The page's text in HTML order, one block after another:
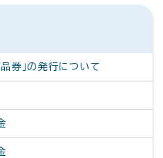
券」の発行について